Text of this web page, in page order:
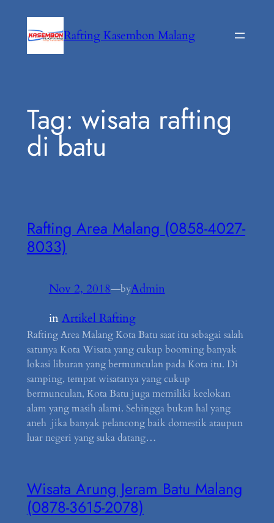
Rafting Kasembon Malang
Tag: wisata rafting
di batu
Rafting Area Malang (0858-4027-
8033)
Nov 2, 2018—byAdmin
inArtikel Rafting
Rafting Area Malang Kota Batu saat itu sebagai salah
satunya Kota Wisata yang cukup booming banyak
lokasi liburan yang bermunculan pada Kota itu. Di
samping, tempat wisatanya yang cukup
bermunculan, Kota Batu juga memiliki keelokan
alam yang masih alami. Sehingga bukan hal yang
aneh jika banyak pelancong baik domestik ataupun
luar negeri yang suka datang…
Wisata Arung Jeram Batu Malang
(0878-3615-2078)